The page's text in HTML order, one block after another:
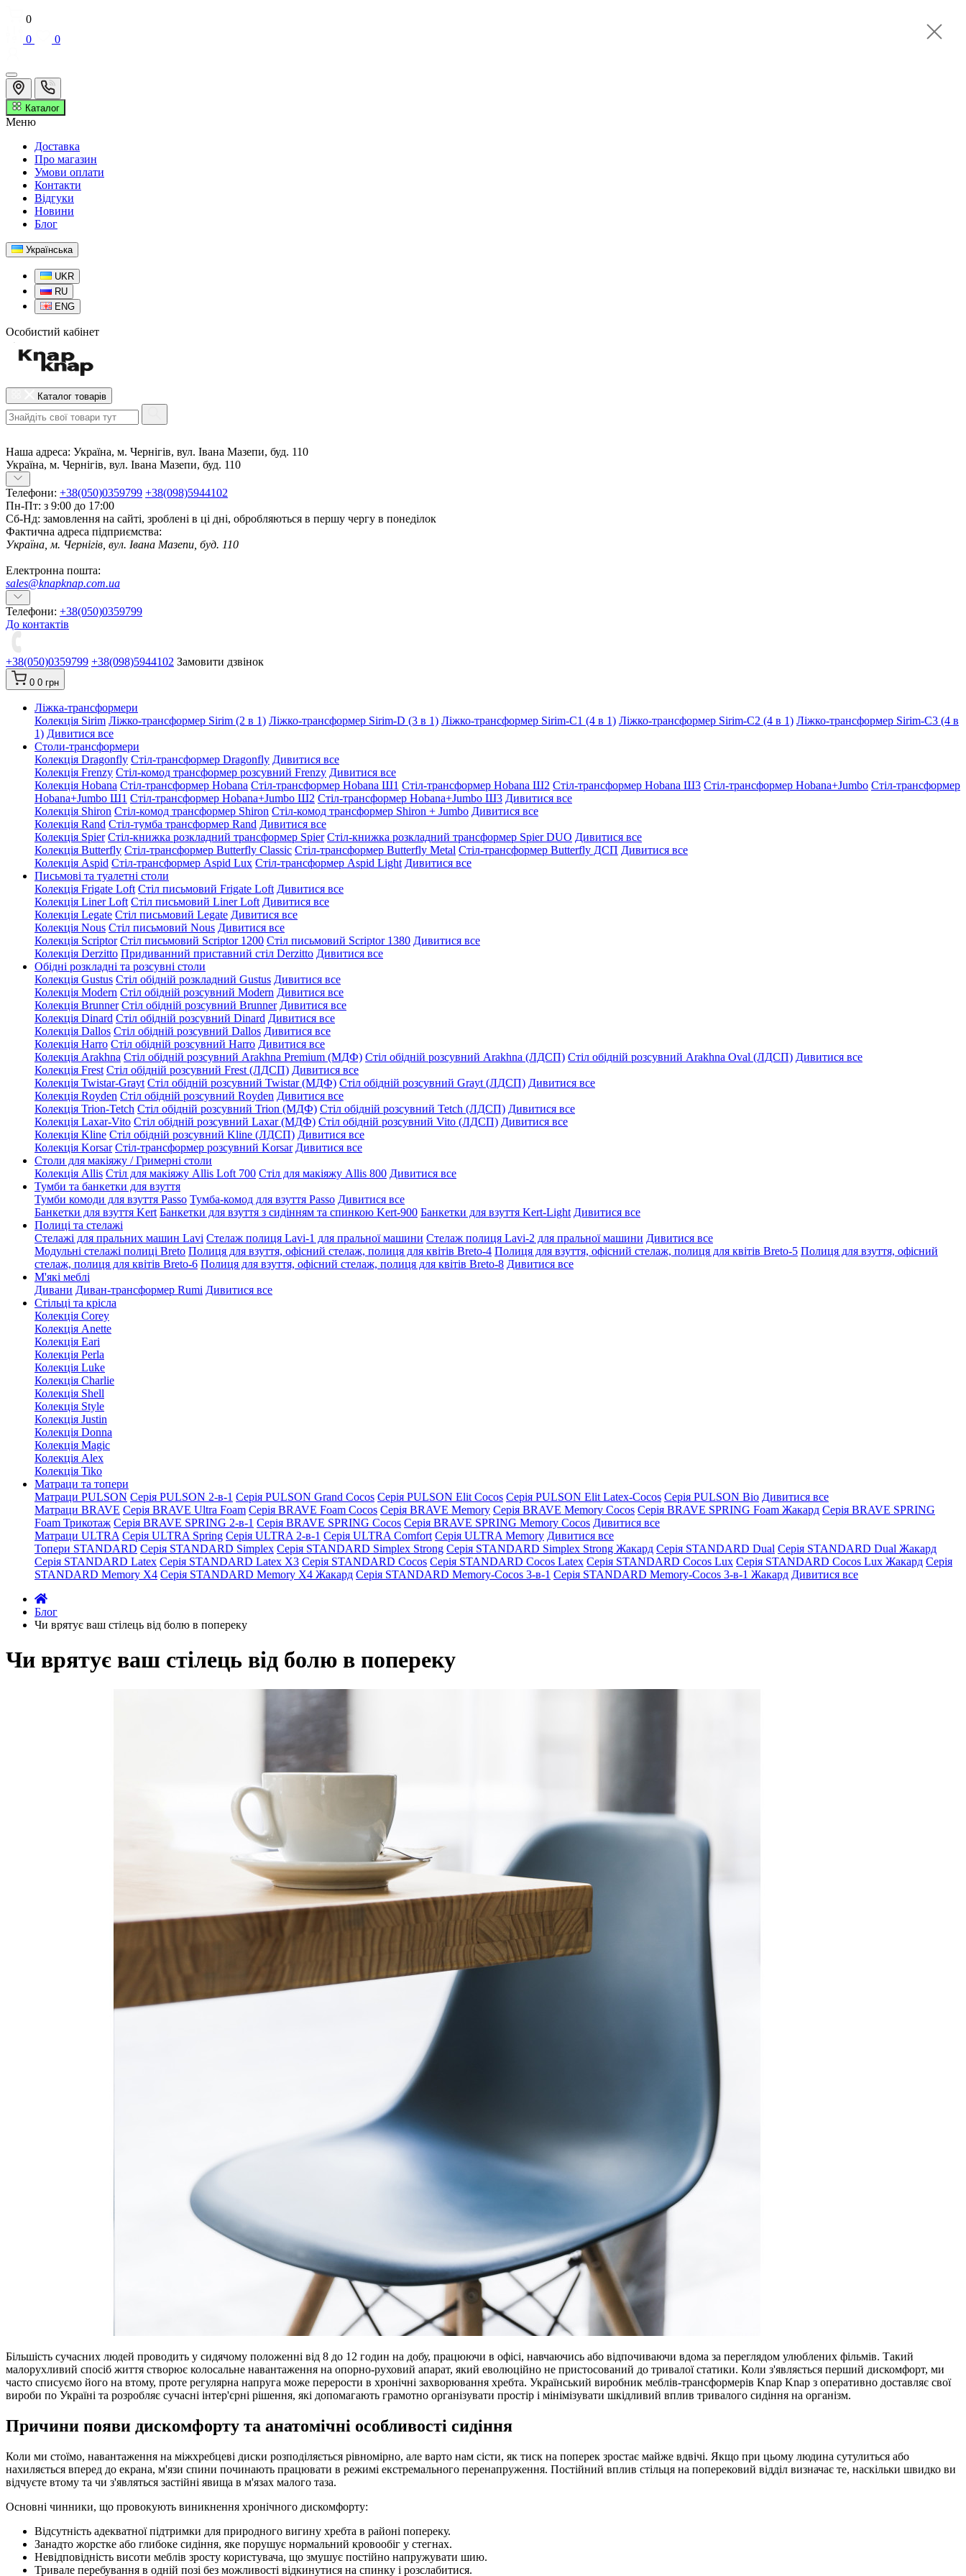
0
0
0
Каталог
Меню
Доставка
Про магазин
Умови оплати
Контакти
Відгуки
Новини
Блог
Українська
UKR
RU
ENG
Особистий кабінет
Каталог товарів
Наша адреса: Україна, м. Чернігів, вул. Івана Мазепи, буд. 110
Україна, м. Чернігів, вул. Івана Мазепи, буд. 110
Телефони: +38(050)0359799 +38(098)5944102
Пн-Пт: з 9:00 до 17:00
Сб-Нд: замовлення на сайті, зроблені в ці дні, обробляються в першу чергу в понеділок
Фактична адреса підприємства:
Україна, м. Чернігів, вул. Івана Мазепи, буд. 110
Електронна пошта:
sales@knapknap.com.ua
Телефони: +38(050)0359799
До контактів
+38(050)0359799 +38(098)5944102 Замовити дзвінок
0 0 грн
Ліжка-трансформери
Колекція Sirim Ліжко-трансформер Sirim (2 в 1) Ліжко-трансформер Sirim-D (3 в 1) Ліжко-трансформер Sirim-C1 (4 в 1) Ліжко-трансформер Sirim-C2 (4 в 1) Ліжко-трансформер Sirim-C3 (4 в
1) Дивитися все
Столи-трансформери
Колекція Dragonfly Стіл-трансформер Dragonfly Дивитися все
Колекція Frenzy Стіл-комод трансформер розсувний Frenzy Дивитися все
Колекція Hobana Стіл-трансформер Hobana Стіл-трансформер Hobana Ш1 Стіл-трансформер Hobana Ш2 Стіл-трансформер Hobana Ш3 Стіл-трансформер Hobana+Jumbo Стіл-трансформер
Hobana+Jumbo Ш1 Стіл-трансформер Hobana+Jumbo Ш2 Стіл-трансформер Hobana+Jumbo Ш3 Дивитися все
Колекція Shiron Стіл-комод трансформер Shiron Стіл-комод трансформер Shiron + Jumbo Дивитися все
Колекція Rand Стіл-тумба трансформер Rand Дивитися все
Колекція Spier Стіл-книжка розкладний трансформер Spier Стіл-книжка розкладний трансформер Spier DUO Дивитися все
Колекція Butterfly Стіл-трансформер Butterfly Classic Стіл-трансформер Butterfly Metal Стіл-трансформер Butterfly ДСП Дивитися все
Колекція Aspid Стіл-трансформер Aspid Lux Стіл-трансформер Aspid Light Дивитися все
Письмові та туалетні столи
Колекція Frigate Loft Стіл письмовий Frigate Loft Дивитися все
Колекція Liner Loft Стіл письмовий Liner Loft Дивитися все
Колекція Legate Стіл письмовий Legate Дивитися все
Колекція Nous Стіл письмовий Nous Дивитися все
Колекція Scriptor Стіл письмовий Scriptor 1200 Стіл письмовий Scriptor 1380 Дивитися все
Колекція Derzitto Придиванний приставний стіл Derzitto Дивитися все
Обідні розкладні та розсувні столи
Колекція Gustus Стіл обідній розкладний Gustus Дивитися все
Колекція Modern Стіл обідній розсувний Modern Дивитися все
Колекція Brunner Стіл обідній розсувний Brunner Дивитися все
Колекція Dinard Стіл обідній розсувний Dinard Дивитися все
Колекція Dallos Стіл обідній розсувний Dallos Дивитися все
Колекція Harro Стіл обідній розсувний Harro Дивитися все
Колекція Arakhna Стіл обідній розсувний Arakhna Premium (МДФ) Стіл обідній розсувний Arakhna (ЛДСП) Стіл обідній розсувний Arakhna Oval (ЛДСП) Дивитися все
Колекція Frest Стіл обідній розсувний Frest (ЛДСП) Дивитися все
Колекція Twistar-Grayt Стіл обідній розсувний Twistar (МДФ) Стіл обідній розсувний Grayt (ЛДСП) Дивитися все
Колекція Royden Стіл обідній розсувний Royden Дивитися все
Колекція Trion-Tetch Стіл обідній розсувний Trion (МДФ) Стіл обідній розсувний Tetch (ЛДСП) Дивитися все
Колекція Laxar-Vito Стіл обідній розсувний Laxar (МДФ) Стіл обідній розсувний Vito (ЛДСП) Дивитися все
Колекція Kline Стіл обідній розсувний Kline (ЛДСП) Дивитися все
Колекція Korsar Стіл-трансформер розсувний Korsar Дивитися все
Столи для макіяжу / Гримерні столи
Колекція Allis Стіл для макіяжу Allis Loft 700 Стіл для макіяжу Allis 800 Дивитися все
Тумби та банкетки для взуття
Тумби комоди для взуття Passo Тумба-комод для взуття Passo Дивитися все
Банкетки для взуття Kert Банкетки для взуття з сидінням та спинкою Kert-900 Банкетки для взуття Kert-Light Дивитися все
Полиці та стелажі
Стелажі для пральних машин Lavi Стелаж полиця Lavi-1 для пральної машини Стелаж полиця Lavi-2 для пральної машини Дивитися все
Модульні стелажі полиці Breto Полиця для взуття, офісний стелаж, полиця для квітів Breto-4 Полиця для взуття, офісний стелаж, полиця для квітів Breto-5 Полиця для взуття, офісний
стелаж, полиця для квітів Breto-6 Полиця для взуття, офісний стелаж, полиця для квітів Breto-8 Дивитися все
М'які меблі
Дивани Диван-трансформер Rumi Дивитися все
Стільці та крісла
Колекція Corey
Колекція Anette
Колекція Eari
Колекція Perla
Колекція Luke
Колекція Charlie
Колекція Shell
Колекція Style
Колекція Justin
Колекція Donna
Колекція Magic
Колекція Alex
Колекція Tiko
Матраци та топери
Матраци PULSON Серія PULSON 2-в-1 Серія PULSON Grand Cocos Серія PULSON Elit Cocos Серія PULSON Elit Latex-Cocos Серія PULSON Bio Дивитися все
Матраци BRAVE Серія BRAVE Ultra Foam Серія BRAVE Foam Cocos Серія BRAVE Memory Серія BRAVE Memory Cocos Серія BRAVE SPRING Foam Жакард Серія BRAVE SPRING
Foam Трикотаж Серія BRAVE SPRING 2-в-1 Серія BRAVE SPRING Cocos Серія BRAVE SPRING Memory Cocos Дивитися все
Матраци ULTRA Серія ULTRA Spring Серія ULTRA 2-в-1 Серія ULTRA Comfort Серія ULTRA Memory Дивитися все
Топери STANDARD Серія STANDARD Simplex Серія STANDARD Simplex Strong Серія STANDARD Simplex Strong Жакард Серія STANDARD Dual Серія STANDARD Dual Жакард
Серія STANDARD Latex Серія STANDARD Latex X3 Серія STANDARD Cocos Серія STANDARD Cocos Latex Серія STANDARD Cocos Lux Серія STANDARD Cocos Lux Жакард Серія
STANDARD Memory X4 Серія STANDARD Memory X4 Жакард Серія STANDARD Memory-Cocos 3-в-1 Серія STANDARD Memory-Cocos 3-в-1 Жакард Дивитися все
Блог
Чи врятує ваш стілець від болю в попереку
Чи врятує ваш стілець від болю в попереку
Більшість сучасних людей проводить у сидячому положенні від 8 до 12 годин на добу, працюючи в офісі, навчаючись або відпочиваючи вдома за переглядом улюблених фільмів. Такий
малорухливий спосіб життя створює колосальне навантаження на опорно-руховий апарат, який еволюційно не пристосований до тривалої статики. Коли з'являється перший дискомфорт, ми
часто списуємо його на втому, проте регулярна напруга може перерости в хронічні захворювання хребта. Український виробник меблів-трансформерів Knap Knap з оперативно доставляє свої
вироби по Україні та розробляє сучасні інтер'єрні рішення, які допомагають грамотно організувати простір і мінімізувати шкідливий вплив тривалого сидіння на організм.
Причини появи дискомфорту та анатомічні особливості сидіння
Коли ми стоїмо, навантаження на міжхребцеві диски розподіляється рівномірно, але варто нам сісти, як тиск на поперек зростає майже вдвічі. Якщо при цьому людина сутулиться або
нахиляється вперед до екрана, м'язи спини починають працювати в режимі екстремального перенапруження. Постійний вплив стільця на поперековий відділ визначає те, наскільки швидко ви
відчуєте втому та чи з'являться застійні явища в м'язах малого таза.
Основні чинники, що провокують виникнення хронічного дискомфорту:
Відсутність адекватної підтримки для природного вигину хребта в районі попереку.
Занадто жорстке або глибоке сидіння, яке порушує нормальний кровообіг у стегнах.
Невідповідність висоти меблів зросту користувача, що змушує постійно напружувати шию.
Тривале перебування в одній позі без можливості відкинутися на спинку і розслабитися.